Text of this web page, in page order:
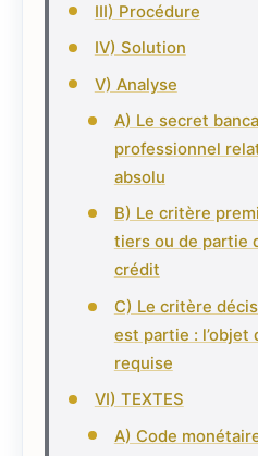
III) Procédure
IV) Solution
V) Analyse
A) Le secret
professionnel
absolu
B) Le critère
tiers ou de partie
crédit
C) Le critère
est partie : l’objet
requise
VI) TEXTES
A) Code